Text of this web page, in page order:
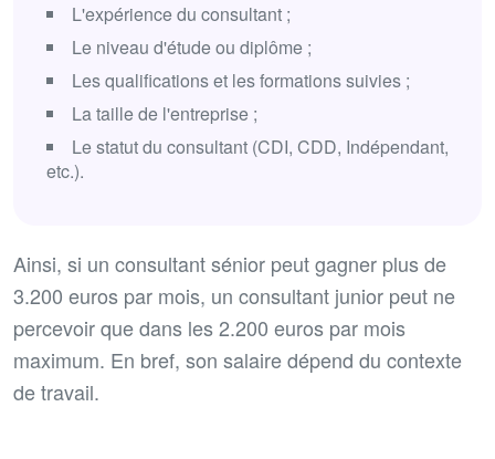
L'expérience du consultant ;
Le niveau d'étude ou diplôme ;
Les qualifications et les formations suivies ;
La taille de l'entreprise ;
Le statut du consultant (CDI, CDD, Indépendant,
etc.).
Ainsi, si un consultant sénior peut gagner plus de
3.200 euros par mois, un consultant junior peut ne
percevoir que dans les 2.200 euros par mois
maximum. En bref, son salaire dépend du contexte
de travail.